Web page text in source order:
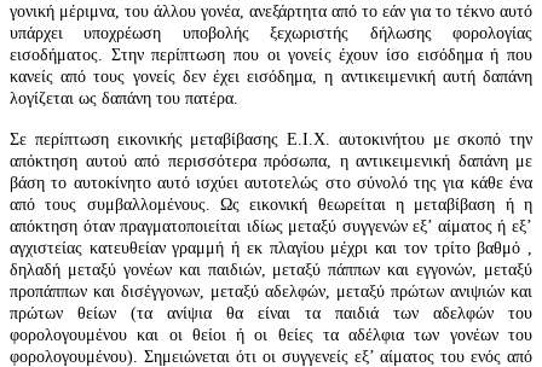
γονική μέριμνα, του άλλου γονέα, ανεξάρτητα από το εάν για το τέκνο αυτό
υπάρχει υποχρέωση υποβολής ξεχωριστής δήλωσης φορολογίας
εισοδήματος. Στην περίπτωση που οι γονείς έχουν ίσο εισόδημα ή που
κανείς από τους γονείς δεν έχει εισόδημα, η αντικειμενική αυτή δαπάνη
λογίζεται ως δαπάνη του πατέρα.
Σε περίπτωση εικονικής μεταβίβασης Ε.Ι.Χ. αυτοκινήτου με σκοπό την
απόκτηση αυτού από περισσότερα πρόσωπα, η αντικειμενική δαπάνη με
βάση το αυτοκίνητο αυτό ισχύει αυτοτελώς στο σύνολό της για κάθε ένα
από τους συμβαλλομένους. Ως εικονική θεωρείται η μεταβίβαση ή η
απόκτηση όταν πραγματοποιείται ιδίως μεταξύ συγγενών εξ’ αίματος ή εξ’
αγχιστείας κατευθείαν γραμμή ή εκ πλαγίου μέχρι και τον τρίτο βαθμό ,
δηλαδή μεταξύ γονέων και παιδιών, μεταξύ πάππων και εγγονών, μεταξύ
προπάππων και δισέγγονων, μεταξύ αδελφών, μεταξύ πρώτων ανιψιών και
πρώτων θείων (τα ανίψια θα είναι τα παιδιά των αδελφών του
φορολογουμένου και οι θείοι ή οι θείες τα αδέλφια των γονέων του
φορολογουμένου). Σημειώνεται ότι οι συγγενείς εξ’ αίματος του ενός από